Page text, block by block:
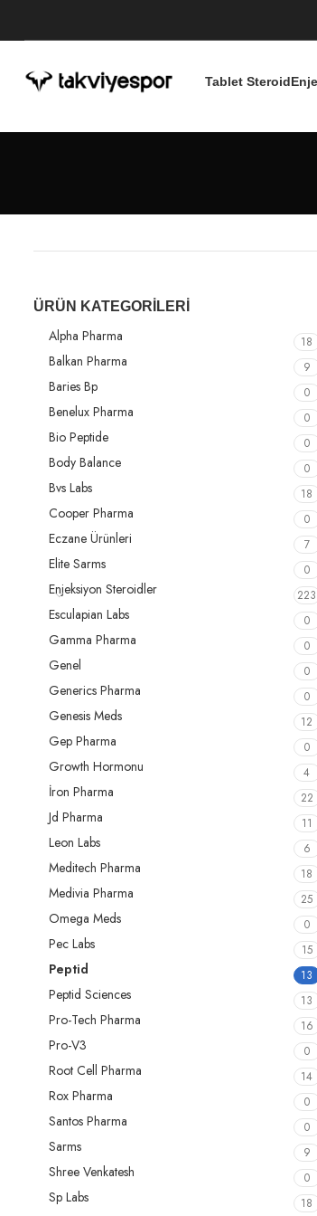
Tablet Steroid
ÜRÜN KATEGORILERI
Alpha Pharma 18
Balkan Pharma 9
Baries Bp 0
Benelux Pharma 0
Bio Peptide 0
Body Balance 0
Bvs Labs 18
Cooper Pharma 0
Eczane Ürünleri 7
Elite Sarms 0
Enjeksiyon Steroidler 223
Esculapian Labs 0
Gamma Pharma 0
Genel 0
Generics Pharma 0
Genesis Meds 12
Gep Pharma 0
Growth Hormonu 4
İron Pharma 22
Jd Pharma 11
Leon Labs 6
Meditech Pharma 18
Medivia Pharma 25
Omega Meds 0
Pec Labs 15
Peptid 13
Peptid Sciences 13
Pro-Tech Pharma 16
Pro-V3 0
Root Cell Pharma 14
Rox Pharma 0
Santos Pharma 0
Sarms 9
Shree Venkatesh 0
Sp Labs 18